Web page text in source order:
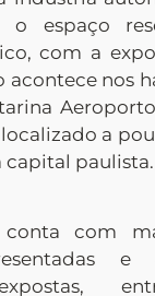
o espaço
com a
acontece nos
a
capital paulista.
conta com
e